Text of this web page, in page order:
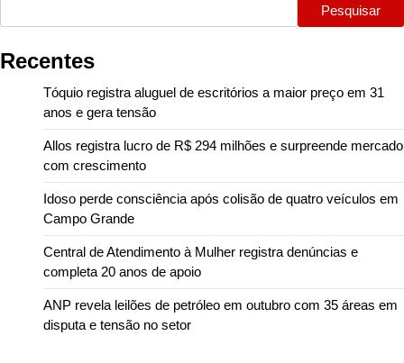
Pesquisar
Recentes
Tóquio registra aluguel de escritórios a maior preço em 31
anos e gera tensão
Allos registra lucro de R$ 294 milhões e surpreende mercado
com crescimento
Idoso perde consciência após colisão de quatro veículos em
Campo Grande
Central de Atendimento à Mulher registra denúncias e
completa 20 anos de apoio
ANP revela leilões de petróleo em outubro com 35 áreas em
disputa e tensão no setor